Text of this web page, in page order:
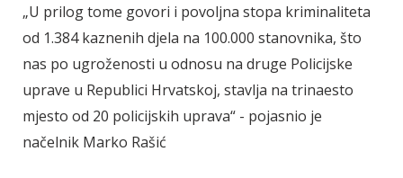
„U prilog tome govori i povoljna stopa kriminaliteta
od 1.384 kaznenih djela na 100.000 stanovnika, što
nas po ugroženosti u odnosu na druge Policijske
uprave u Republici Hrvatskoj, stavlja na trinaesto
mjesto od 20 policijskih uprava“ - pojasnio je
načelnik Marko Rašić